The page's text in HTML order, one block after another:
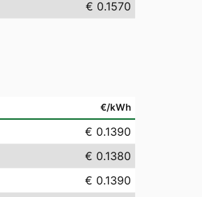
€ 0.1570
€/kWh
€ 0.1390
€ 0.1380
€ 0.1390